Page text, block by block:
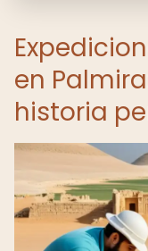
en
historia